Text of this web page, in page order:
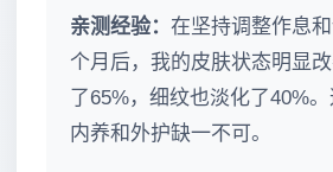
亲测经验： 在坚持调整作息
个月后，我的皮肤状态明显
了65%，细纹也淡化了40%。
内养和外护缺一不可。